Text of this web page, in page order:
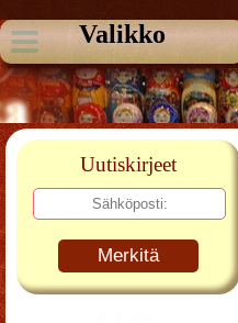
Valikko
Uutiskirjeet
Merkitä